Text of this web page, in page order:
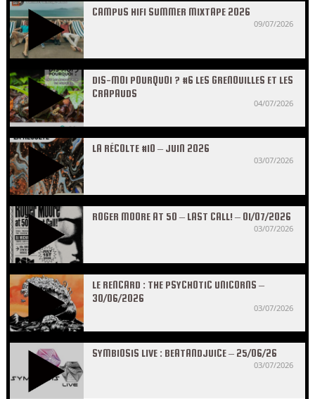
CAMPUS HIFI SUMMER MIXTAPE 2026
09/07/2026
DIS-MOI POURQUOI ? #6 LES GRENOUILLES ET LES
CRAPAUDS
04/07/2026
LA RÉCOLTE #10 – JUIN 2026
03/07/2026
ROGER MOORE AT 50 – LAST CALL! – 01/07/2026
03/07/2026
LE RENCARD : THE PSYCHOTIC UNICORNS –
30/06/2026
03/07/2026
SYMBIOSIS LIVE : BEATANDJUICE – 25/06/26
03/07/2026